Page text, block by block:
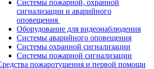
Системы пожарной, охранной
сигнализации и аварийного
оповещения
Оборудование для видеонаблюдения
Системы аварийного оповещения
Системы охранной сигнализации
Системы пожарной сигнализации
пожаротушения и первой помощи